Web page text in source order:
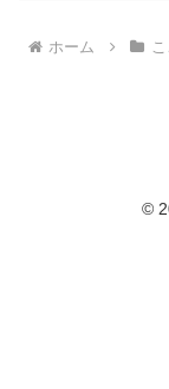
ホーム
©